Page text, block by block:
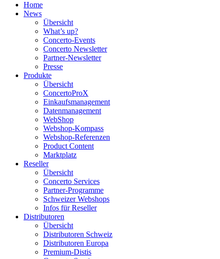
Home
News
Übersicht
What’s up?
Concerto-Events
Concerto Newsletter
Partner-Newsletter
Presse
Produkte
Übersicht
ConcertoProX
Einkaufsmanagement
Datenmanagement
WebShop
Webshop-Kompass
Webshop-Referenzen
Product Content
Marktplatz
Reseller
Übersicht
Concerto Services
Partner-Programme
Schweizer Webshops
Infos für Reseller
Distributoren
Übersicht
Distributoren Schweiz
Distributoren Europa
Premium-Distis